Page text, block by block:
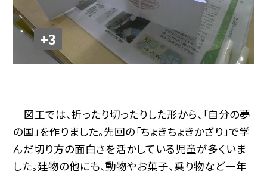
+3
図工では、折ったり切ったりした形から、「自分の夢
の国」を作りました。先回の「ちょきちょきかざり」で学
んだ切り方の面白さを活かしている児童が多くいま
した。建物の他にも、動物やお菓子、乗り物など一年